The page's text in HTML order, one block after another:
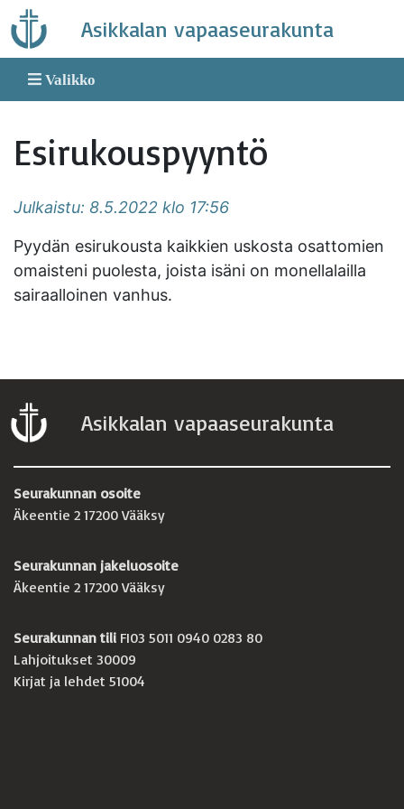
Skip
to
content
Asikkalan vapaaseurakunta
Valikko
Esirukouspyyntö
Julkaistu: 8.5.2022 klo 17:56
Pyydän esirukousta kaikkien uskosta osattomien
omaisteni puolesta, joista isäni on monellalailla
sairaalloinen vanhus.
Asikkalan vapaaseurakunta
Seurakunnan osoite
Äkeentie 2 17200 Vääksy
Seurakunnan jakeluosoite
Äkeentie 2 17200 Vääksy
Seurakunnan tili FI03 5011 0940 0283 80
Lahjoitukset 30009
Kirjat ja lehdet 51004